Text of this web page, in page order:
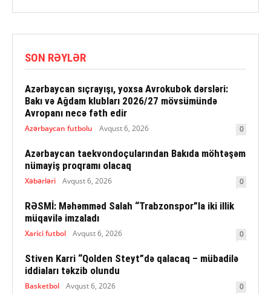
SON RƏYLƏR
Azərbaycan sıçrayışı, yoxsa Avrokubok dərsləri:
Bakı və Ağdam klubları 2026/27 mövsümündə
Avropanı necə fəth edir
Azərbaycan futbolu Avqust 6, 2026 0
Azərbaycan taekvondoçularından Bakıda möhtəşəm
nümayiş proqramı olacaq
Xəbərləri Avqust 6, 2026 0
RƏSMİ: Məhəmməd Salah “Trabzonspor”la iki illik
müqavilə imzaladı
Xarici futbol Avqust 6, 2026 0
Stiven Karri “Qolden Steyt”də qalacaq – mübadilə
iddiaları təkzib olundu
Basketbol Avqust 6, 2026 0